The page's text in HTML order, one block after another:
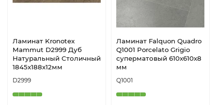
Ламинат Kronotex
Mammut D2999 Дуб
Натуральный Столичный
1845х188х12мм
D2999
Ламинат Falquon Quadro
Q1001 Porcelato Grigio
суперматовый 610х610х8
мм
Q1001